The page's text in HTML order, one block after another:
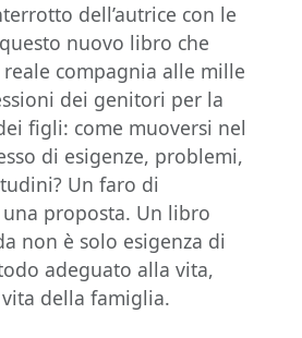
dell’autrice con le
nuovo libro che
reale compagnia alle mille
dei genitori per la
figli: come muoversi nel
di esigenze, problemi,
Un faro di
proposta. Un libro
non è solo esigenza di
adeguato alla vita,
della famiglia.